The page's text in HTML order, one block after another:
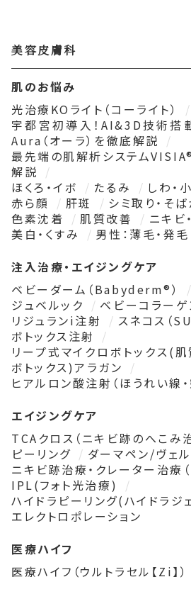
美容皮膚科
肌のお悩み
光治療KOライト（コーライト）
宇都宮初導入！AI&3D技術搭
Aura（オーラ）を徹底解説
最先端の肌解析システム
解説
ほくろ・イボ
たるみ しわ・
赤ら顔
肝斑
シミ取り・そ
色素沈着
肌質改善
ニキビ
美白・くすみ
男性：薄毛・発毛
注入治療・エイジングケア
ベビーダーム（Babyderm®）
ジュベルック
ベビーコラーゲ
リジュランi注射
スネコス（
ボトックス注射
リープ式マイクロボトックス(肌
ボトックス)アラガン
ヒアルロン酸注射（ほうれい線・
エイジングケア
TCAクロス（ニキビ跡のへこみ
ピーリング
ダーマペン/ヴェ
ニキビ跡治療・クレーター治療（
IPL(フォト光治療)
ハイドラピーリング(ハイドラジ
エレクトロポレーション
医療ハイフ
医療ハイフ（ウルトラセル【Zi】）